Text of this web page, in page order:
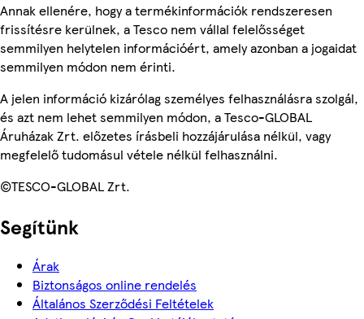
Annak ellenére, hogy a termékinformációk rendszeresen
frissítésre kerülnek, a Tesco nem vállal felelősséget
semmilyen helytelen információért, amely azonban a jogaidat
semmilyen módon nem érinti.
A jelen információ kizárólag személyes felhasználásra szolgál,
és azt nem lehet semmilyen módon, a Tesco-GLOBAL
Áruházak Zrt. előzetes írásbeli hozzájárulása nélkül, vagy
megfelelő tudomásul vétele nélkül felhasználni.
©TESCO-GLOBAL Zrt.
Segítünk
Árak
Biztonságos online rendelés
Általános Szerződési Feltételek